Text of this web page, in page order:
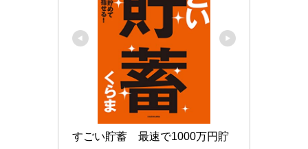
すごい貯蓄　最速で1000万円貯